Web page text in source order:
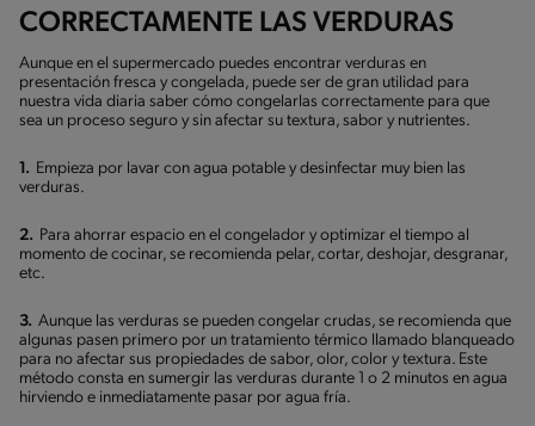
CORRECTAMENTE LAS VERDURAS
Aunque en el supermercado puedes encontrar verduras en
presentación fresca y congelada, puede ser de gran utilidad para
nuestra vida diaria saber cómo congelarlas correctamente para que
sea un proceso seguro y sin afectar su textura, sabor y nutrientes.
1. Empieza por lavar con agua potable y desinfectar muy bien las
verduras.
2. Para ahorrar espacio en el congelador y optimizar el tiempo al
momento de cocinar, se recomienda pelar, cortar, deshojar, desgranar,
etc.
3. Aunque las verduras se pueden congelar crudas, se recomienda que
algunas pasen primero por un tratamiento térmico llamado blanqueado
para no afectar sus propiedades de sabor, olor, color y textura. Este
método consta en sumergir las verduras durante 1 o 2 minutos en agua
hirviendo e inmediatamente pasar por agua fría.